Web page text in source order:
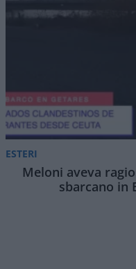
ESTERI
Meloni aveva
sbarcano in